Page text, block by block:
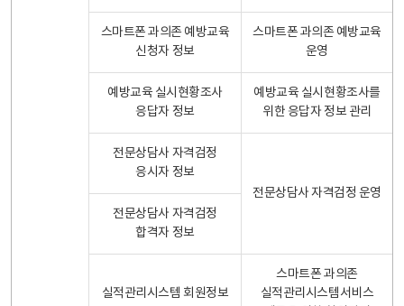
스마트폰 과의존 예방교육
신청자 정보
스마트폰 과의존 예방교육
운영
예방교육 실시현황조사
응답자 정보
예방교육 실시현황조사를
위한 응답자 정보 관리
전문상담사 자격검정
응시자 정보
전문상담사 자격검정 운영
전문상담사 자격검정
합격자 정보
실적관리시스템 회원정보
스마트폰 과의존
실적관리시스템서비스